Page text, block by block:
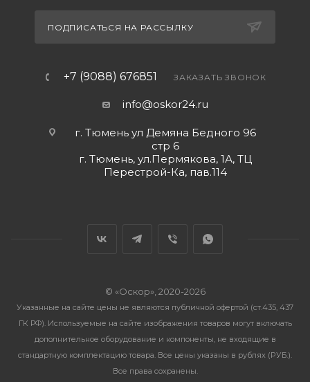
ПОДПИСАТЬСЯ НА РАССЫЛКУ
+7 (9088) 676851 ЗАКАЗАТЬ ЗВОНОК
info@oskor24.ru
г. Тюмень ул Демяна Бедного 96
стр 6
г. Тюмень, ул.Пермякова, 1А, ТЦ
Перестрой-Ка, пав.114
© «Оскор», 2020-2026
Указанные на сайте цены не являются публичной офертой (ст.435, 437
ГК РФ). Используемые на сайте изображения товаров могут включать
дополнительное оборудование и компоненты, не входящие в
стандартную комплектацию товара. Все цены указаны в рублях (PУБ.).
Все права сохранены.